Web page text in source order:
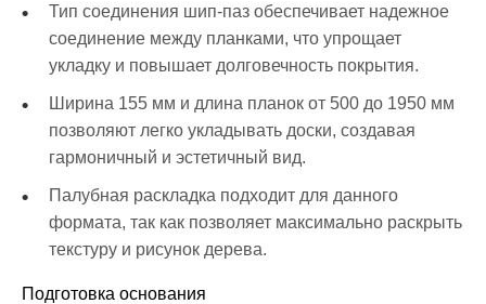
Тип соединения шип-паз обеспечивает надежное
соединение между планками, что упрощает
укладку и повышает долговечность покрытия.
Ширина 155 мм и длина планок от 500 до 1950 мм
позволяют легко укладывать доски, создавая
гармоничный и эстетичный вид.
Палубная раскладка подходит для данного
формата, так как позволяет максимально раскрыть
текстуру и рисунок дерева.
Подготовка основания